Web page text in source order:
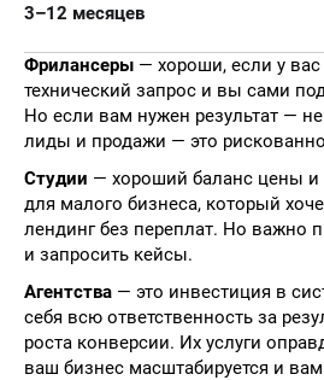
3–12 месяцев
Фрилансеры — хороши, если у вас
технический запрос и вы сами
Но если вам нужен результат —
лиды и продажи — это
Студии — хороший баланс цены и
для малого бизнеса, который
лендинг без переплат. Но важно
и запросить кейсы.
Агентства — это инвестиция в
себя всю ответственность за
роста конверсии. Их услуги
ваш бизнес масштабируется и